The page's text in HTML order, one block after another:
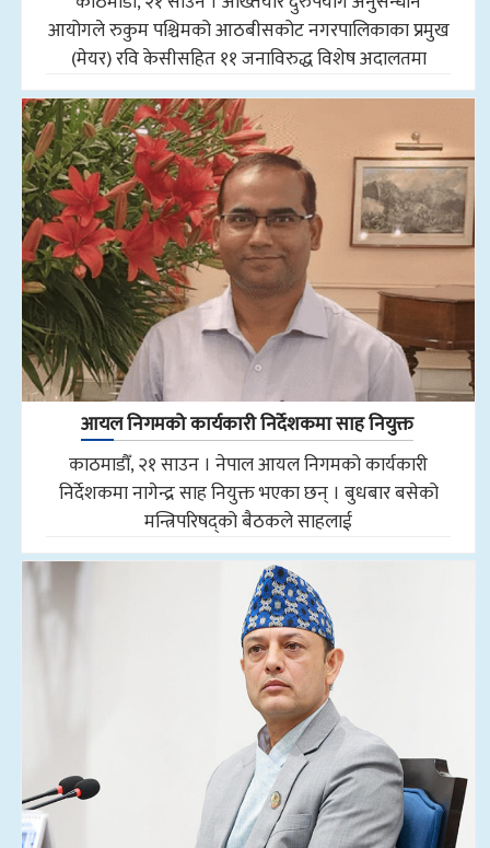
आयोगले रुकुम पश्चिमको आठबीसकोट नगरपालिकाका प्रमुख
(मेयर) रवि केसीसहित ११ जनाविरुद्ध विशेष अदालतमा
आयल निगमको कार्यकारी निर्देशकमा साह नियुक्त
काठमाडौँ, २१ साउन । नेपाल आयल निगमको कार्यकारी
निर्देशकमा नागेन्द्र साह नियुक्त भएका छन् । बुधबार बसेको
मन्त्रिपरिषद्को बैठकले साहलाई